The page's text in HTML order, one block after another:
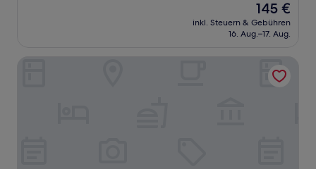
Der
Preis
beträgt
145 €
inkl. Steuern & Gebühren
16. Aug.–17. Aug.